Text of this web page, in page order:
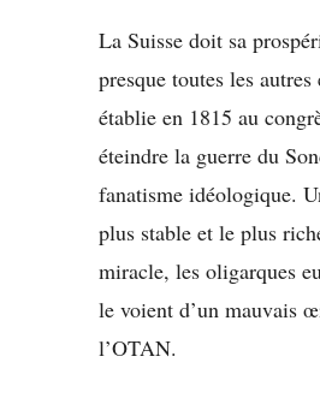
La Suisse doit sa
presque toutes les
établie en 1815 au
éteindre la guerre du
fanatisme idéologique.
plus stable et le plus
miracle, les oligarques
le voient d’un mauvais
l’OTAN.